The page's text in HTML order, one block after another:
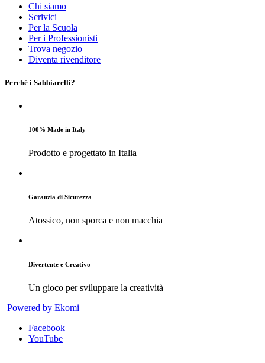
Chi siamo
Scrivici
Per la Scuola
Per i Professionisti
Trova negozio
Diventa rivenditore
Perché i Sabbiarelli?
100% Made in Italy
Prodotto e progettato in Italia
Garanzia di Sicurezza
Atossico, non sporca e non macchia
Divertente e Creativo
Un gioco per sviluppare la creatività
Powered by Ekomi
Facebook
YouTube